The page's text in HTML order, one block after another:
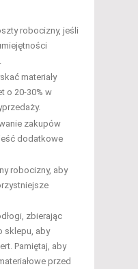
robocizny, jeśli
materiały
o 20-30% w
zakupów
dodatkowe
robocizny, aby
zbierając
sklepu, aby
Pamiętaj, aby
przed